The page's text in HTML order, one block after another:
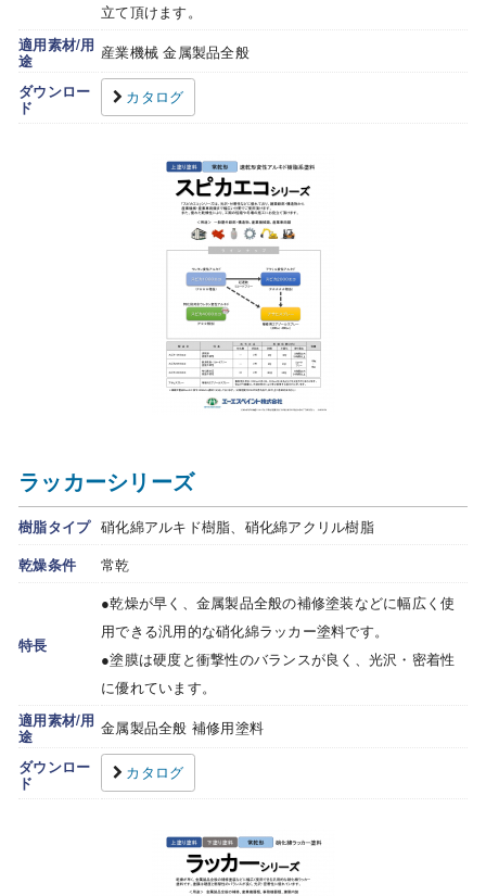
立て頂けます。
適用素材/用
途
産業機械 金属製品全般
ダウンロー
ド
カタログ
ラッカーシリーズ
樹脂タイプ 硝化綿アルキド樹脂、硝化綿アクリル樹脂
乾燥条件
常乾
特長
●乾燥が早く、金属製品全般の補修塗装などに幅広く使
用できる汎用的な硝化綿ラッカー塗料です。
●塗膜は硬度と衝撃性のバランスが良く、光沢・密着性
に優れています。
適用素材/用
途
金属製品全般 補修用塗料
ダウンロー
ド
カタログ